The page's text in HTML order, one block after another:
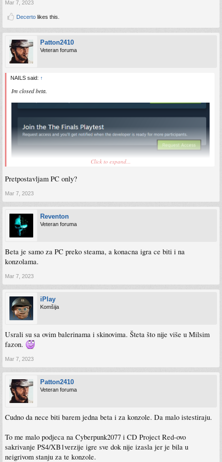
Mar 7, 2023
Decerto likes this.
Patton2410
Veteran foruma
NAILS said: ↑
Im closed beta.
Click to expand...
Pretpostavljam PC only?
Mar 7, 2023
Reventon
Veteran foruma
Beta je samo za PC preko steama, a konacna igra ce biti i na
konzolama.
Mar 7, 2023
iPlay
Komšija
Usrali su sa ovim balerinama i skinovima. Šteta što nije više u Milsim
fazon.
Mar 7, 2023
Patton2410
Veteran foruma
Cudno da nece biti barem jedna beta i za konzole. Da malo istestiraju.
To me malo podjeca na Cyberpunk2077 i CD Project Red-ovo
sakrivanje PS4/XB1verzije igre sve dok nije izasla jer je bila u
neigrivom stanju za te konzole.